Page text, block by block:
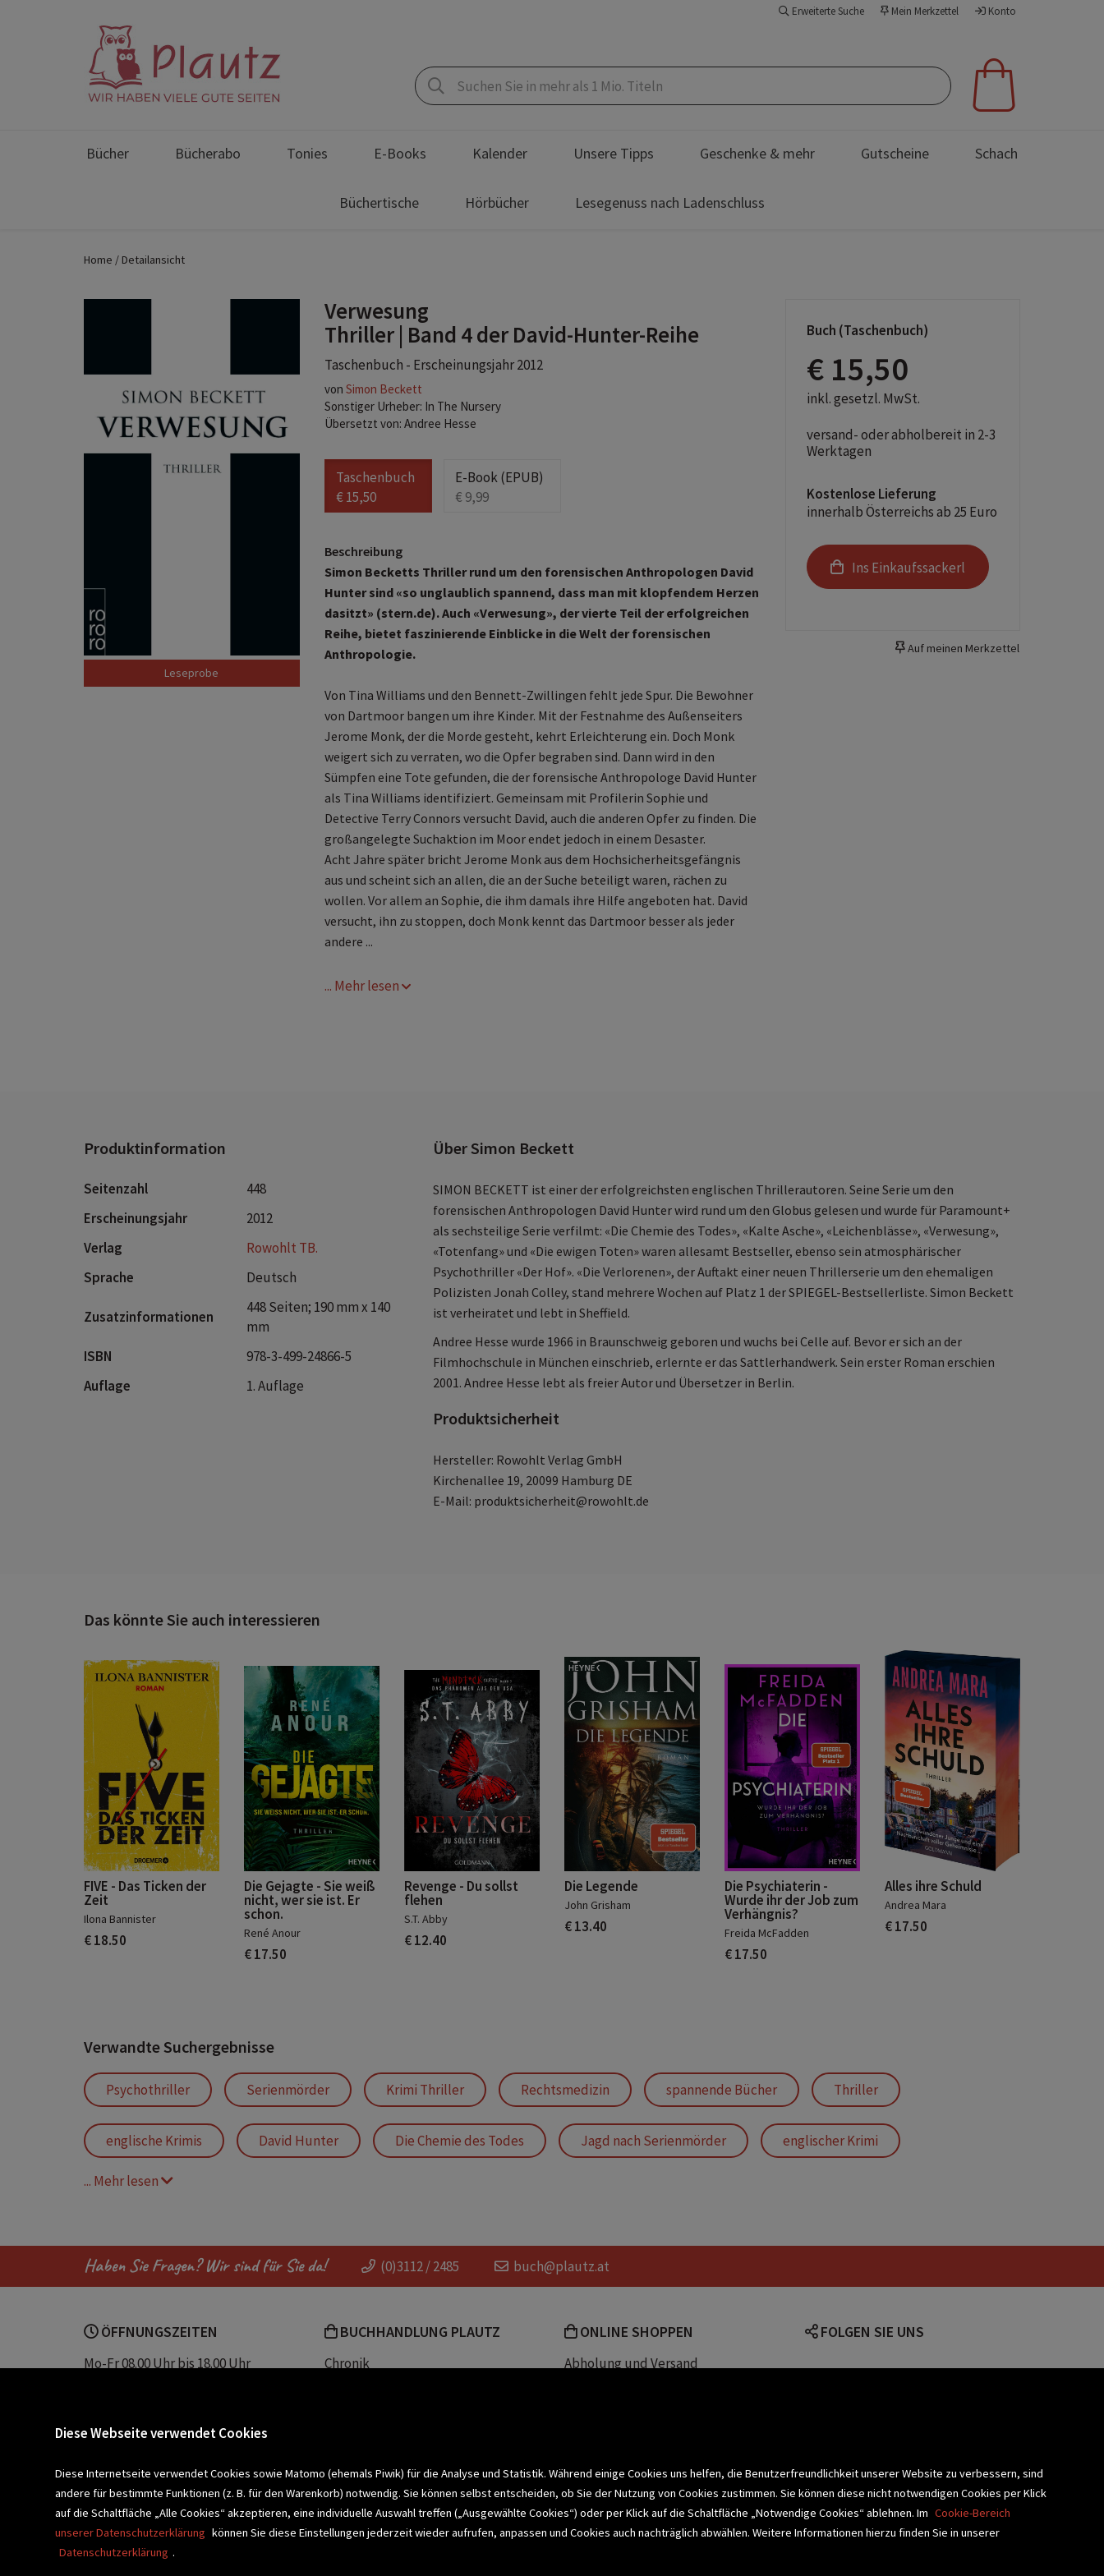
Erweiterte Suche Mein Merkzettel Konto
Bücher Bücherabo Tonies E-Books Kalender Unsere Tipps Geschenke & mehr Gutscheine Schach
Büchertische Hörbücher Lesegenuss nach Ladenschluss
Home Detailansicht
Leseprobe
Verwesung
Thriller | Band 4 der David-Hunter-Reihe
Taschenbuch - Erscheinungsjahr 2012
von Simon Beckett
Sonstiger Urheber: In The Nursery
Übersetzt von: Andree Hesse
Taschenbuch
€ 15,50
E-Book (EPUB)
€ 9,99
Beschreibung
Simon Becketts Thriller rund um den forensischen Anthropologen David
Hunter sind «so unglaublich spannend, dass man mit klopfendem Herzen
dasitzt» (stern.de). Auch «Verwesung», der vierte Teil der erfolgreichen
Reihe, bietet faszinierende Einblicke in die Welt der forensischen
Anthropologie.
Von Tina Williams und den Bennett-Zwillingen fehlt jede Spur. Die Bewohner
von Dartmoor bangen um ihre Kinder. Mit der Festnahme des Außenseiters
Jerome Monk, der die Morde gesteht, kehrt Erleichterung ein. Doch Monk
weigert sich zu verraten, wo die Opfer begraben sind. Dann wird in den
Sümpfen eine Tote gefunden, die der forensische Anthropologe David Hunter
als Tina Williams identifiziert. Gemeinsam mit Profilerin Sophie und
Detective Terry Connors versucht David, auch die anderen Opfer zu finden. Die
großangelegte Suchaktion im Moor endet jedoch in einem Desaster.
Acht Jahre später bricht Jerome Monk aus dem Hochsicherheitsgefängnis
aus und scheint sich an allen, die an der Suche beteiligt waren, rächen zu
wollen. Vor allem an Sophie, die ihm damals ihre Hilfe angeboten hat. David
versucht, ihn zu stoppen, doch Monk kennt das Dartmoor besser als jeder
andere ...
... Mehr lesen
Buch (Taschenbuch)
€ 15,50
inkl. gesetzl. MwSt.
versand- oder abholbereit in 2-3
Werktagen
Kostenlose Lieferung
innerhalb Österreichs ab 25 Euro
Ins Einkaufssackerl
Auf meinen Merkzettel
Produktinformation
Seitenzahl
448
Erscheinungsjahr
2012
Verlag
Rowohlt TB.
Sprache
Deutsch
Zusatzinformationen
448 Seiten; 190 mm x 140
mm
ISBN
978-3-499-24866-5
Auflage
1. Auflage
Über Simon Beckett
SIMON BECKETT ist einer der erfolgreichsten englischen Thrillerautoren. Seine Serie um den
forensischen Anthropologen David Hunter wird rund um den Globus gelesen und wurde für Paramount+
als sechsteilige Serie verfilmt: «Die Chemie des Todes», «Kalte Asche», «Leichenblässe», «Verwesung»,
«Totenfang» und «Die ewigen Toten» waren allesamt Bestseller, ebenso sein atmosphärischer
Psychothriller «Der Hof». «Die Verlorenen», der Auftakt einer neuen Thrillerserie um den ehemaligen
Polizisten Jonah Colley, stand mehrere Wochen auf Platz 1 der SPIEGEL-Bestsellerliste. Simon Beckett
ist verheiratet und lebt in Sheffield.
Andree Hesse wurde 1966 in Braunschweig geboren und wuchs bei Celle auf. Bevor er sich an der
Filmhochschule in München einschrieb, erlernte er das Sattlerhandwerk. Sein erster Roman erschien
2001. Andree Hesse lebt als freier Autor und Übersetzer in Berlin.
Produktsicherheit
Hersteller: Rowohlt Verlag GmbH
Kirchenallee 19, 20099 Hamburg DE
E-Mail: produktsicherheit@rowohlt.de
Das könnte Sie auch interessieren
FIVE - Das Ticken der
Zeit
Ilona Bannister
€ 18.50
Die Gejagte - Sie weiß
nicht, wer sie ist. Er
schon.
René Anour
€ 17.50
Revenge - Du sollst
flehen
S.T. Abby
€ 12.40
Die Legende
John Grisham
€ 13.40
Die Psychiaterin -
Wurde ihr der Job zum
Verhängnis?
Freida McFadden
€ 17.50
Alles ihre Schuld
Andrea Mara
€ 17.50
Verwandte Suchergebnisse
Psychothriller Serienmörder Krimi Thriller Rechtsmedizin spannende Bücher Thriller
englische Krimis David Hunter Die Chemie des Todes Jagd nach Serienmörder englischer Krimi
Psychothriller düster atmosphärisch
Vermisste Teenager Rätselhafte Morde Dartmoor Moorlandschaft Krimispannung England Serienkiller Roman
... Mehr lesen
Haben Sie Fragen? Wir sind für Sie da! (0)3112 / 2485 buch@plautz.at
ÖFFNUNGSZEITEN
Mo-Fr 08.00 Uhr bis 18.00 Uhr
Sparkassenplatz 2
BUCHHANDLUNG PLAUTZ
Chronik
ONLINE SHOPPEN
Abholung und Versand
FOLGEN SIE UNS
BLEIBEN WIR IN KONTAKT! Newsletter abonnieren >
Diese Webseite verwendet Cookies
Diese Internetseite verwendet Cookies sowie Matomo (ehemals Piwik) für die Analyse und Statistik. Während einige Cookies uns helfen, die Benutzerfreundlichkeit unserer Website zu verbessern, sind
andere für bestimmte Funktionen (z. B. für den Warenkorb) notwendig. Sie können selbst entscheiden, ob Sie der Nutzung von Cookies zustimmen. Sie können diese nicht notwendigen Cookies per Klick
auf die Schaltfläche „Alle Cookies“ akzeptieren, eine individuelle Auswahl treffen („Ausgewählte Cookies“) oder per Klick auf die Schaltfläche „Notwendige Cookies“ ablehnen. Im Cookie-Bereich
unserer Datenschutzerklärung können Sie diese Einstellungen jederzeit wieder aufrufen, anpassen und Cookies auch nachträglich abwählen. Weitere Informationen hierzu finden Sie in unserer
Datenschutzerklärung .